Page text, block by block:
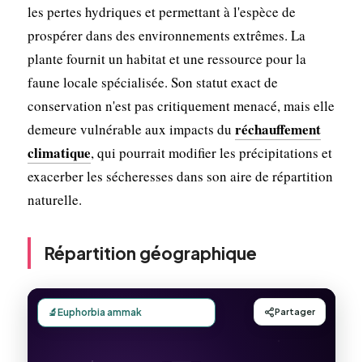
les pertes hydriques et permettant à l'espèce de
prospérer dans des environnements extrêmes. La
plante fournit un habitat et une ressource pour la
faune locale spécialisée. Son statut exact de
conservation n'est pas critiquement menacé, mais elle
demeure vulnérable aux impacts du réchauffement
climatique, qui pourrait modifier les précipitations et
exacerber les sécheresses dans son aire de répartition
naturelle.
Répartition géographique